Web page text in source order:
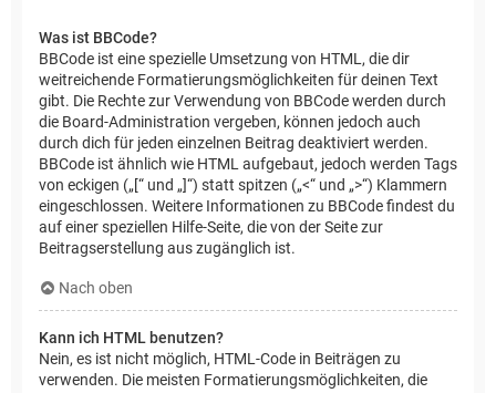
Was ist BBCode?
BBCode ist eine spezielle Umsetzung von HTML, die dir
weitreichende Formatierungsmöglichkeiten für deinen Text
gibt. Die Rechte zur Verwendung von BBCode werden durch
die Board-Administration vergeben, können jedoch auch
durch dich für jeden einzelnen Beitrag deaktiviert werden.
BBCode ist ähnlich wie HTML aufgebaut, jedoch werden Tags
von eckigen („[“ und „]“) statt spitzen („<“ und „>“) Klammern
eingeschlossen. Weitere Informationen zu BBCode findest du
auf einer speziellen Hilfe-Seite, die von der Seite zur
Beitragserstellung aus zugänglich ist.
Nach oben
Kann ich HTML benutzen?
Nein, es ist nicht möglich, HTML-Code in Beiträgen zu
verwenden. Die meisten Formatierungsmöglichkeiten, die